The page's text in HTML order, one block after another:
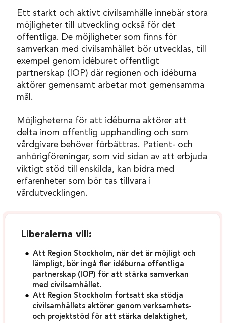
Ett starkt och aktivt civilsamhälle innebär stora
möjligheter till utveckling också för det
offentliga. De möjligheter som finns för
samverkan med civilsamhället bör utvecklas, till
exempel genom idéburet offentligt
partnerskap (IOP) där regionen och idéburna
aktörer gemensamt arbetar mot gemensamma
mål.
Möjligheterna för att idéburna aktörer att
delta inom offentlig upphandling och som
vårdgivare behöver förbättras. Patient- och
anhörigföreningar, som vid sidan av att erbjuda
viktigt stöd till enskilda, kan bidra med
erfarenheter som bör tas tillvara i
vårdutvecklingen.
Liberalerna vill:
Att Region Stockholm, när det är möjligt och
lämpligt, bör ingå fler idéburna offentliga
partnerskap (IOP) för att stärka samverkan
med civilsamhället.
Att Region Stockholm fortsatt ska stödja
civilsamhällets aktörer genom verksamhets-
och projektstöd för att stärka delaktighet,